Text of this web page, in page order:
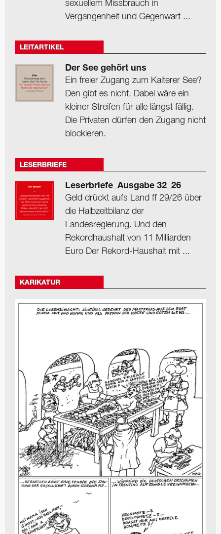
sexuellem Missbrauch in
Vergangenheit und Gegenwart ...
LEITARTIKEL
Der See gehört uns
Ein freier Zugang zum Kalterer See?
Den gibt es nicht. Dabei wäre ein
kleiner Streifen für alle längst fällig.
Die Privaten dürfen den Zugang nicht
blockieren.
LESERBRIEFE
Leserbriefe_Ausgabe 32_26
Geld drückt aufs Land ff 29/26 über
die Halbzeitbilanz der
Landesregierung. Und den
Rekordhaushalt von 11 Milliarden
Euro Der Rekord-Haushalt mit ...
KARIKATUR